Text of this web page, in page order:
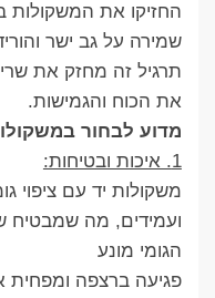
החזיקו את המשקולות
שמירה על גב ישר
תרגיל זה מחזק את
את הכוח והגמישות.
מדוע לבחור
1. איכות ובטיחות:
משקולות יד עם ציפוי
ועמידים, מה שמבטיח
הגומי מונע
פגיעה ברצפה ומפחית